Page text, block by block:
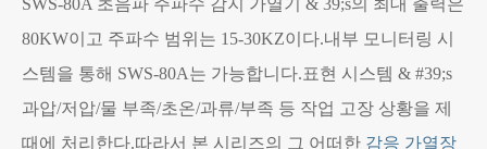
SWS-80A 초음파 주파수 감지 가열기 & 39;s의 최대 출력은
80KW이고 주파수 범위는 15-30KZ이다.내부 모니터링 시
스템을 통해 SWS-80A는 가능합니다.표현 시스템 & #39;s
과압/저압/물 부족/초온/과류/부족 등 작업 고장 상황을 제
때에 처리한다.따라서 본 시리즈의 그 어떠한 감응 가열장